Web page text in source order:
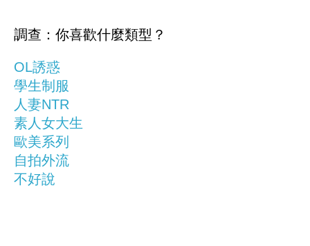
調查：你喜歡什麼類型？
OL誘惑
學生制服
人妻NTR
素人女大生
歐美系列
自拍外流
不好說